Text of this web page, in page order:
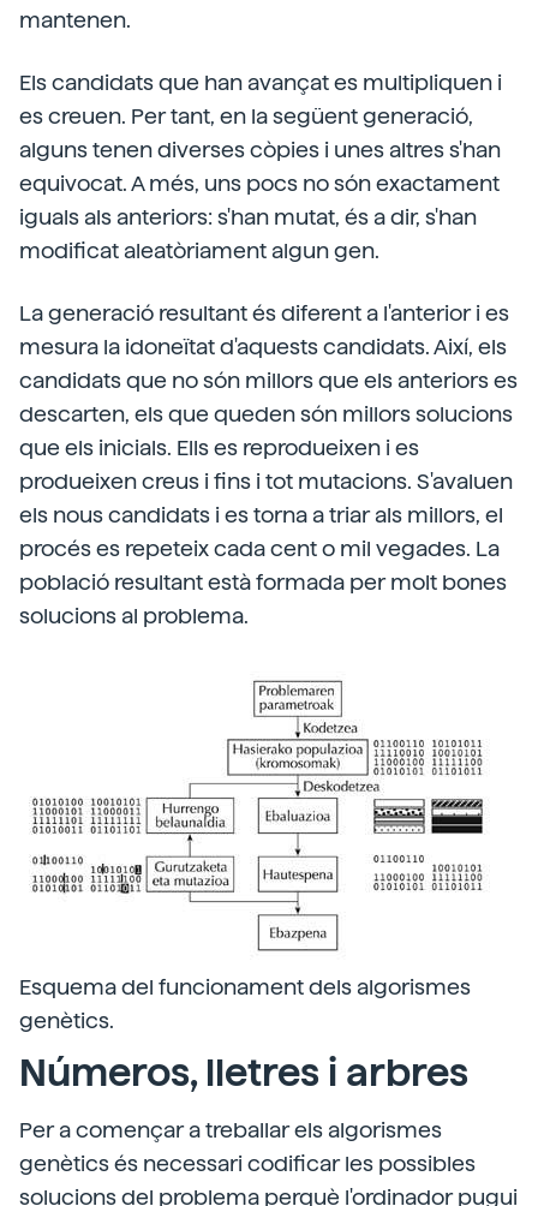
mantenen.
Els candidats que han avançat es multipliquen i
es creuen. Per tant, en la següent generació,
alguns tenen diverses còpies i unes altres s'han
equivocat. A més, uns pocs no són exactament
iguals als anteriors: s'han mutat, és a dir, s'han
modificat aleatòriament algun gen.
La generació resultant és diferent a l'anterior i es
mesura la idoneïtat d'aquests candidats. Així, els
candidats que no són millors que els anteriors es
descarten, els que queden són millors solucions
que els inicials. Ells es reprodueixen i es
produeixen creus i fins i tot mutacions. S'avaluen
els nous candidats i es torna a triar als millors, el
procés es repeteix cada cent o mil vegades. La
població resultant està formada per molt bones
solucions al problema.
Esquema del funcionament dels algorismes
genètics.
Números, lletres i arbres
Per a començar a treballar els algorismes
genètics és necessari codificar les possibles
solucions del problema perquè l'ordinador pugui